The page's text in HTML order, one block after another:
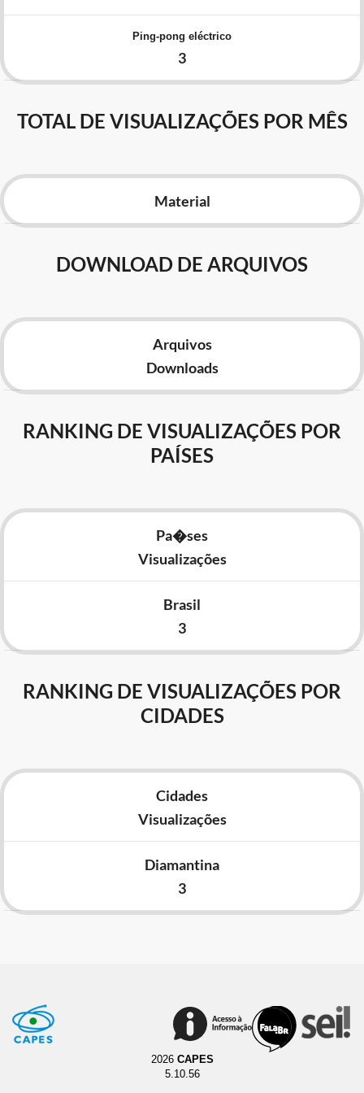
Advocacia-Geral da União
Planalto
Ping-pong eléctrico
3
TOTAL DE VISUALIZAÇÕES POR MÊS
Material
DOWNLOAD DE ARQUIVOS
Arquivos
Downloads
RANKING DE VISUALIZAÇÕES POR
PAÍSES
Pa�ses
Visualizações
Brasil
3
RANKING DE VISUALIZAÇÕES POR
CIDADES
Cidades
Visualizações
Diamantina
3
2026 CAPES
5.10.56